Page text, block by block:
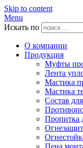
Skip to content
Menu
Искать по
О компании
Продукция
Муфты
Лента
Мастика
Мастика
Состав
Пропитка
Пена